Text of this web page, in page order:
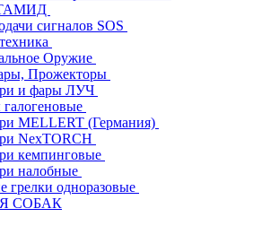
сигналов SOS
Оружие
Прожекторы
и фары ЛУЧ
MELLERT (Германия)
NexTORCH
кемпинговые
налобные
грелки одноразовые
СОБАК